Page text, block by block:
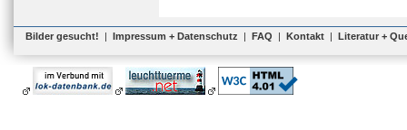
Bilder gesucht! | Impressum + Datenschutz | FAQ | Kontakt | Literatur +